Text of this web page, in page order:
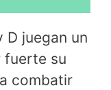
D juegan un
fuerte su
combatir